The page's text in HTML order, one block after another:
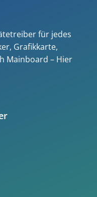
für jedes
Grafikkarte,
Mainboard – Hier